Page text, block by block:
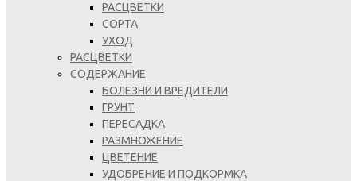
РАСЦВЕТКИ
СОРТА
УХОД
РАСЦВЕТКИ
СОДЕРЖАНИЕ
БОЛЕЗНИ И ВРЕДИТЕЛИ
ГРУНТ
ПЕРЕСАДКА
РАЗМНОЖЕНИЕ
ЦВЕТЕНИЕ
УДОБРЕНИЕ И ПОДКОРМКА